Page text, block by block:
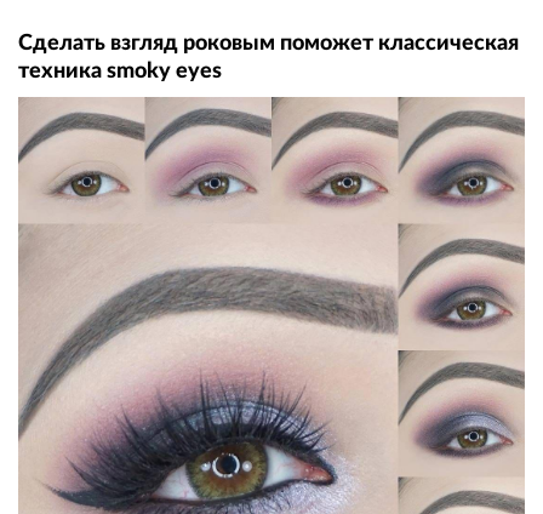
Сделать взгляд роковым поможет классическая
техника smoky eyes